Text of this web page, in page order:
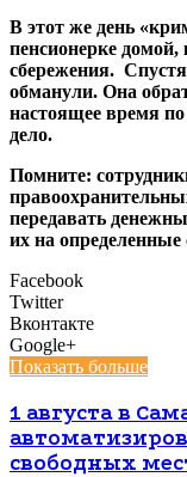
В этот же день
пенсионерке домой,
сбережения.
обманули. Она
настоящее время
дело.
Помните:
передавать
их на определенные
Facebook
Twitter
Вконтакте
Google+
Показать больше
1 августа в
свободных